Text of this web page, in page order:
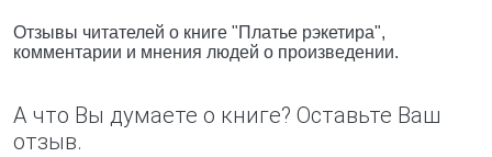
Отзывы читателей о книге "Платье рэкетира",
комментарии и мнения людей о произведении.
А что Вы думаете о книге? Оставьте Ваш
отзыв.